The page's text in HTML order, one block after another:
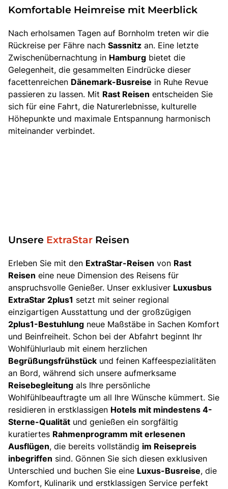
Komfortable Heimreise mit Meerblick
Nach erholsamen Tagen auf Bornholm treten wir die
Rückreise per Fähre nach Sassnitz an. Eine letzte
Zwischenübernachtung in Hamburg bietet die
Gelegenheit, die gesammelten Eindrücke dieser
facettenreichen Dänemark-Busreise in Ruhe Revue
passieren zu lassen. Mit Rast Reisen entscheiden Sie
sich für eine Fahrt, die Naturerlebnisse, kulturelle
Höhepunkte und maximale Entspannung harmonisch
miteinander verbindet.
Unsere ExtraStar Reisen
Erleben Sie mit den ExtraStar-Reisen von Rast
Reisen eine neue Dimension des Reisens für
anspruchsvolle Genießer. Unser exklusiver Luxusbus
ExtraStar 2plus1 setzt mit seiner regional
einzigartigen Ausstattung und der großzügigen
2plus1-Bestuhlung neue Maßstäbe in Sachen Komfort
und Beinfreiheit. Schon bei der Abfahrt beginnt Ihr
Wohlfühlurlaub mit einem herzlichen
Begrüßungsfrühstück und feinen Kaffeespezialitäten
an Bord, während sich unsere aufmerksame
Reisebegleitung als Ihre persönliche
Wohlfühlbeauftragte um all Ihre Wünsche kümmert. Sie
residieren in erstklassigen Hotels mit mindestens 4-
Sterne-Qualität und genießen ein sorgfältig
kuratiertes Rahmenprogramm mit erlesenen
Ausflügen, die bereits vollständig im Reisepreis
inbegriffen sind. Gönnen Sie sich diesen exklusiven
Unterschied und buchen Sie eine Luxus-Busreise, die
Komfort, Kulinarik und erstklassigen Service perfekt